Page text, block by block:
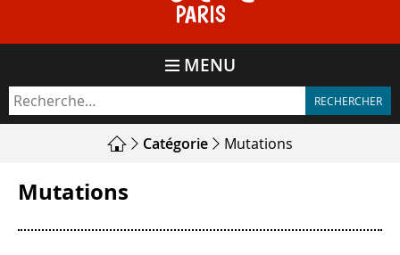
PARIS
MENU
Catégorie Mutations
Mutations